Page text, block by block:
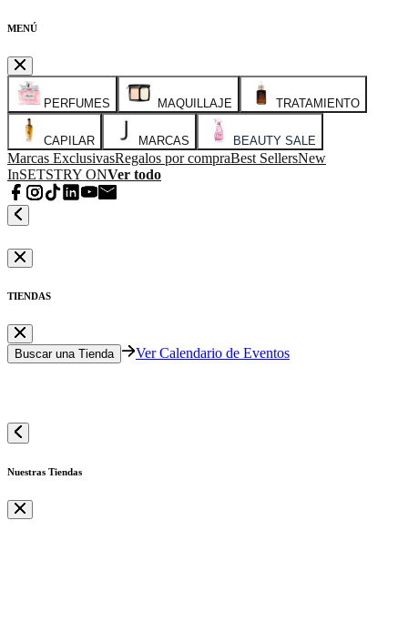
MENÚ
PERFUMES MAQUILLAJE TRATAMIENTO
CAPILAR MARCAS BEAUTY SALE
Marcas ExclusivasRegalos por compraBest SellersNew
InSETSTRY ONVer todo
TIENDAS
Buscar una Tienda Ver Calendario de Eventos
Nuestras Tiendas